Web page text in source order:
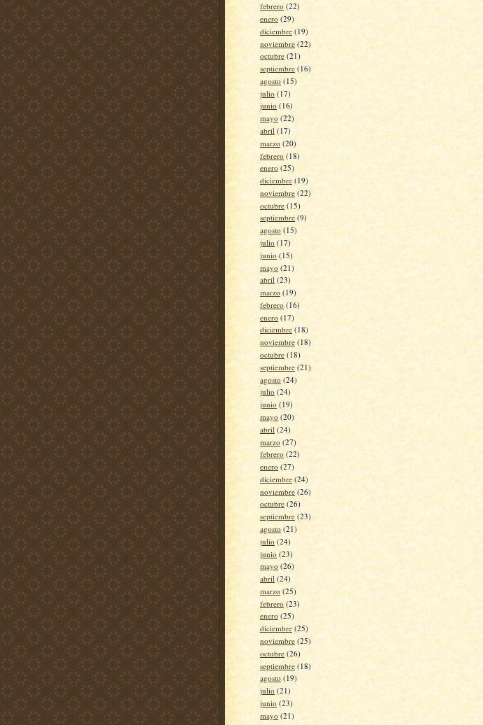
febrero (22)
enero (29)
diciembre (19)
noviembre (22)
octubre (21)
septiembre (16)
agosto (15)
julio (17)
junio (16)
mayo (22)
abril (17)
marzo (20)
febrero (18)
enero (25)
diciembre (19)
noviembre (22)
octubre (15)
septiembre (9)
agosto (15)
julio (17)
junio (15)
mayo (21)
abril (23)
marzo (19)
febrero (16)
enero (17)
diciembre (18)
noviembre (18)
octubre (18)
septiembre (21)
agosto (24)
julio (24)
junio (19)
mayo (20)
abril (24)
marzo (27)
febrero (22)
enero (27)
diciembre (24)
noviembre (26)
octubre (26)
septiembre (23)
agosto (21)
julio (24)
junio (23)
mayo (26)
abril (24)
marzo (25)
febrero (23)
enero (25)
diciembre (25)
noviembre (25)
octubre (26)
septiembre (18)
agosto (19)
julio (21)
junio (23)
mayo (21)